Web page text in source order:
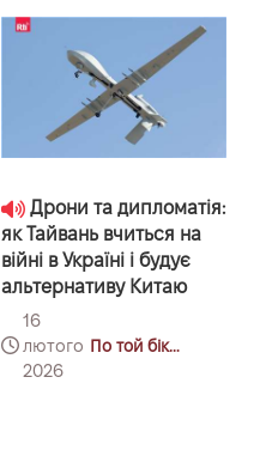
Дрони та дипломатія:
як Тайвань вчиться на
війні в Україні і будує
альтернативу Китаю
16
лютого
2026
По той бік